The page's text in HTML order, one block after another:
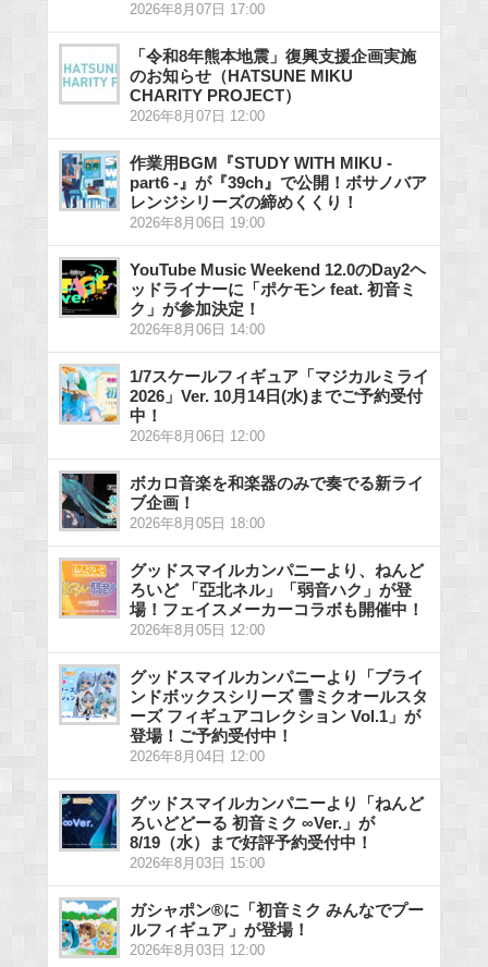
2026年8月07日 17:00
「令和8年熊本地震」復興支援企画実施
のお知らせ（HATSUNE MIKU
CHARITY PROJECT）
2026年8月07日 12:00
作業用BGM『STUDY WITH MIKU -
part6 -』が『39ch』で公開！ボサノバア
レンジシリーズの締めくくり！
2026年8月06日 19:00
YouTube Music Weekend 12.0のDay2ヘ
ッドライナーに「ポケモン feat. 初音ミ
ク」が参加決定！
2026年8月06日 14:00
1/7スケールフィギュア「マジカルミライ
2026」Ver. 10月14日(水)までご予約受付
中！
2026年8月06日 12:00
ボカロ音楽を和楽器のみで奏でる新ライ
ブ企画！
2026年8月05日 18:00
グッドスマイルカンパニーより、ねんど
ろいど 「亞北ネル」「弱音ハク」が登
場！フェイスメーカーコラボも開催中！
2026年8月05日 12:00
グッドスマイルカンパニーより「ブライ
ンドボックスシリーズ 雪ミクオールスタ
ーズ フィギュアコレクション Vol.1」が
登場！ご予約受付中！
2026年8月04日 12:00
グッドスマイルカンパニーより「ねんど
ろいどどーる 初音ミク ∞Ver.」が
8/19（水）まで好評予約受付中！
2026年8月03日 15:00
ガシャポン®に「初音ミク みんなでプー
ルフィギュア」が登場！
2026年8月03日 12:00